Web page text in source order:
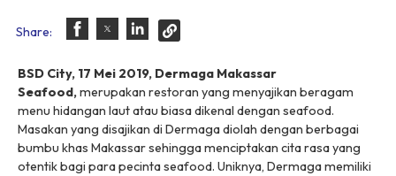
Share:
BSD City, 17 Mei 2019, Dermaga Makassar
Seafood,merupakan restoran yang menyajikan beragam
menu hidangan laut atau biasa dikenal dengan seafood.
Masakan yang disajikan di Dermaga diolah dengan berbagai
bumbu khas Makassar sehingga menciptakan cita rasa yang
otentik bagi para pecintaseafood. Uniknya, Dermaga memiliki